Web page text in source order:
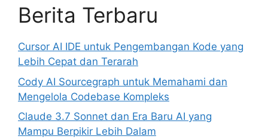
Berita Terbaru
Cursor AI IDE untuk Pengembangan Kode yang
Lebih Cepat dan Terarah
Cody AI Sourcegraph untuk Memahami dan
Mengelola Codebase Kompleks
Claude 3.7 Sonnet dan Era Baru AI yang
Mampu Berpikir Lebih Dalam